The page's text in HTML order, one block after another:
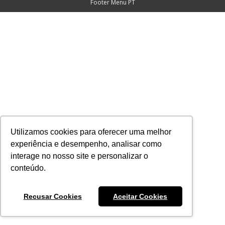
Utilizamos cookies para oferecer uma melhor
experiência e desempenho, analisar como
interage no nosso site e personalizar o
conteúdo.
Recusar Cookies Aceitar Cookies
Footer Menu PT